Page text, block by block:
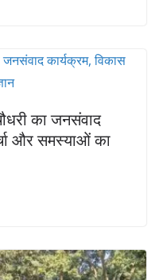
का जनसंवाद
और समस्याओं का